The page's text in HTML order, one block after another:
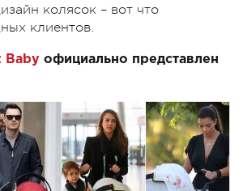
колясок – вот что
клиентов.
Baby официально представлен